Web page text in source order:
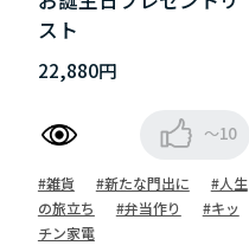
スト
22,880円
～10
#雑貨 #新たな門出に
#人生
の旅立ち
#弁当作り
#キッ
チン家電